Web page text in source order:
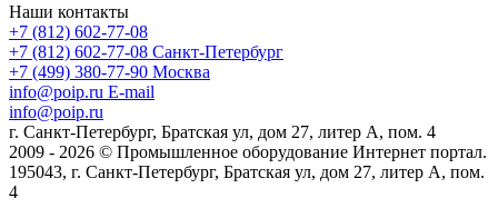
Наши контакты
+7 (812) 602-77-08
+7 (812) 602-77-08 Санкт-Петербург
+7 (499) 380-77-90 Москва
info@poip.ru E-mail
info@poip.ru
г. Санкт-Петербург, Братская ул, дом 27, литер А, пом. 4
2009 - 2026 © Промышленное оборудование Интернет портал.
195043, г. Санкт-Петербург, Братская ул, дом 27, литер А, пом.
4